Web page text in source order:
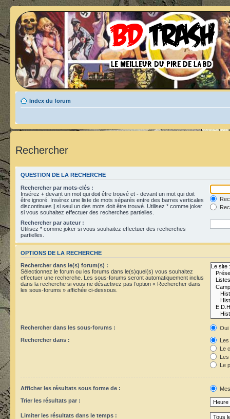
Index du forum
Rechercher
QUESTION DE LA RECHERCHE
Rechercher par mots-clés :
Insérez + devant un mot qui doit être trouvé et - devant un mot qui doit
être ignoré. Insérez une liste de mots séparés entre des barres verticales
discontinues | si seul un des mots doit être trouvé. Utilisez * comme joker
si vous souhaitez effectuer des recherches partielles.
Rechercher par auteur :
Utilisez * comme joker si vous souhaitez effectuer des recherches
partielles.
OPTIONS DE LA RECHERCHE
Rechercher dans le(s) forum(s) :
Sélectionnez le forum ou les forums dans le(s)quel(s) vous souhaitez
effectuer une recherche. Les sous-forums seront automatiquement inclus
dans la recherche si vous ne désactivez pas l’option « Rechercher dans
les sous-forums » affichée ci-dessous.
Rechercher dans les sous-forums :
Oui
Rechercher dans :
Le
Le
Afficher les résultats sous forme de :
Trier les résultats par :
Limiter les résultats dans le temps :